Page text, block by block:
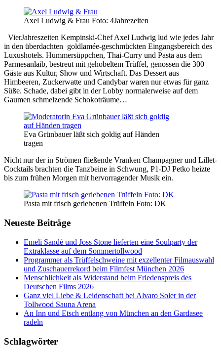
Axel Ludwig & Frau Foto: 4Jahrezeiten
VierJahreszeiten Kempinski-Chef Axel Ludwig lud wie jedes Jahr
in den überdachten goldlamée-geschmückten Eingangsbereich des
Luxushotels. Hummersüppchen, Thai-Curry und Pasta aus dem
Parmesanlaib, bestreut mit gehobeltem Trüffel, genossen die 300
Gäste aus Kultur, Show und Wirtschaft. Das Dessert aus
Himbeeren, Zuckerwatte und Candybar waren nur etwas für ganz
Süße. Schade, dabei gibt in der Lobby normalerweise auf dem
Gaumen schmelzende Schokoträume…
Eva Grünbauer läßt sich goldig auf Händen
tragen
Nicht nur der in Strömen fließende Vranken Champagner und Lillet-
Cocktails brachten die Tanzbeine in Schwung, P1-DJ Petko heizte
bis zum frühen Morgen mit hervorragender Musik ein.
Pasta mit frisch geriebenen Trüffeln Foto: DK
Neueste Beiträge
Emeli Sandé und Joss Stone lieferten eine Soulparty der
Extraklasse auf dem Sommertollwood
Programmer als Trüffelschweine mit exzellenter Filmauswahl
und Zuschauerrekord beim Filmfest München 2026
Menschlichkeit als Widerstand beim Friedenspreis des
Deutschen Films 2026
Ganz viel Liebe & Leidenschaft bei Alvaro Soler in der
Tollwood Sauna Arena
An Inn und Etsch entlang von München an den Gardasee
radeln
Schlagwörter